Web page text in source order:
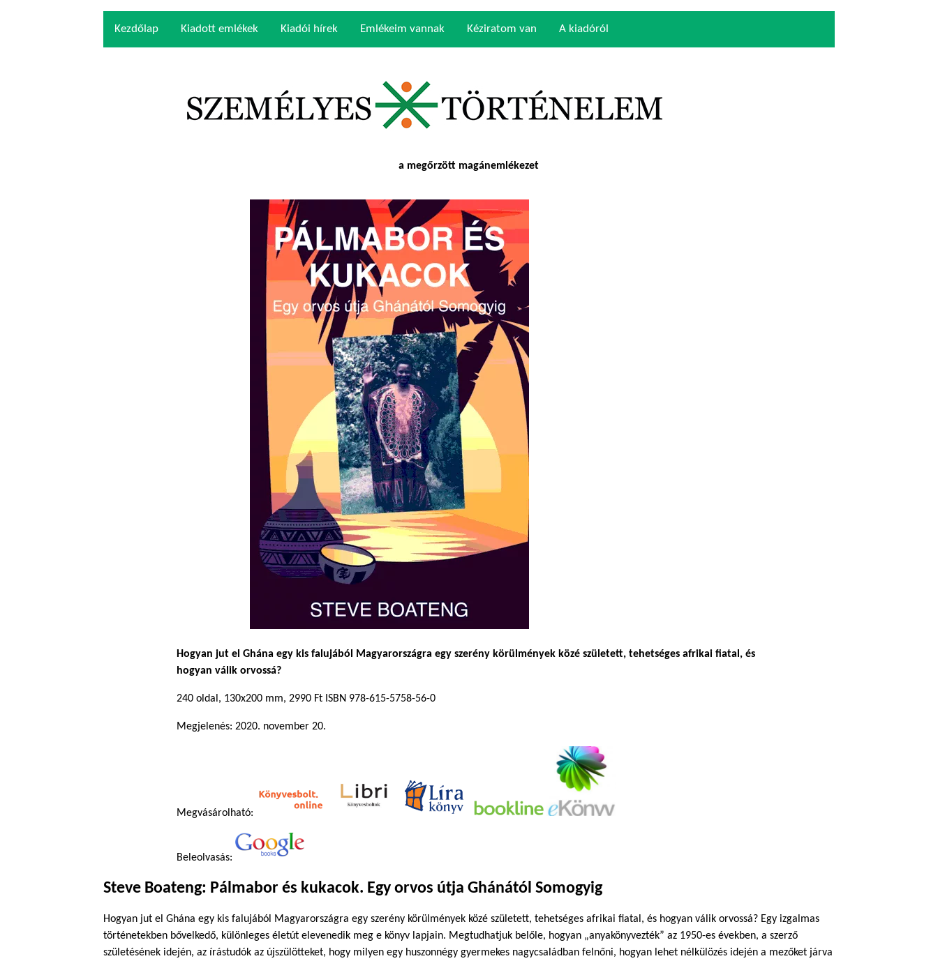
Kezdőlap Kiadott emlékek Kiadói hírek Emlékeim vannak Kéziratom van A kiadóról
a megőrzött magánemlékezet
Hogyan jut el Ghána egy kis falujából Magyarországra egy szerény körülmények közé született, tehetséges afrikai fiatal, és
hogyan válik orvossá?
240 oldal, 130x200 mm, 2990 Ft ISBN 978-615-5758-56-0
Megjelenés: 2020. november 20.
Megvásárolható:
Beleolvasás:
Steve Boateng: Pálmabor és kukacok. Egy orvos útja Ghánától Somogyig
Hogyan jut el Ghána egy kis falujából Magyarországra egy szerény körülmények közé született, tehetséges afrikai fiatal, és hogyan válik orvossá? Egy izgalmas
történetekben bővelkedő, különleges életút elevenedik meg e könyv lapjain. Megtudhatjuk belőle, hogyan „anyakönyvezték” az 1950-es években, a szerző
születésének idején, az írástudók az újszülötteket, hogy milyen egy huszonnégy gyermekes nagycsaládban felnőni, hogyan lehet nélkülözés idején a mezőket járva